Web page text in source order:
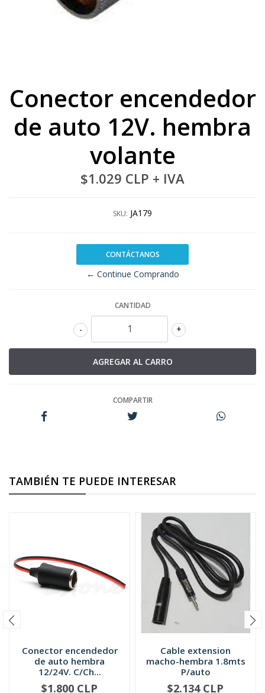
Conector encendedor
de auto 12V. hembra
volante
$1.029 CLP + IVA
SKU: JA179
CONTÁCTANOS
← Continue Comprando
CANTIDAD
+
-
COMPARTIR
TAMBIÉN TE PUEDE INTERESAR
Conector encendedor
de auto hembra
12/24V. C/Ch...
$1.800 CLP
Cable extension
macho-hembra 1.8mts
P/auto
$2.134 CLP